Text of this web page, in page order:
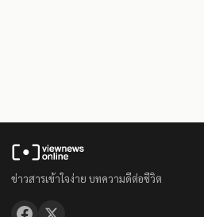
ข่าวสารเข้าใจง่าย บทความดีต่อชีวิต